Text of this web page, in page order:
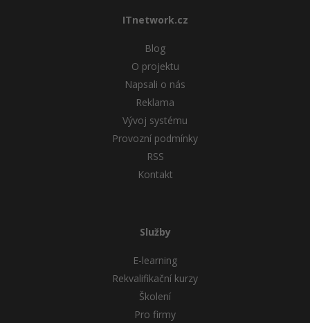
ITnetwork.cz
Blog
O projektu
Napsali o nás
Reklama
Vývoj systému
Provozní podmínky
RSS
Kontakt
Služby
E-learning
Rekvalifikační kurzy
Školení
Pro firmy